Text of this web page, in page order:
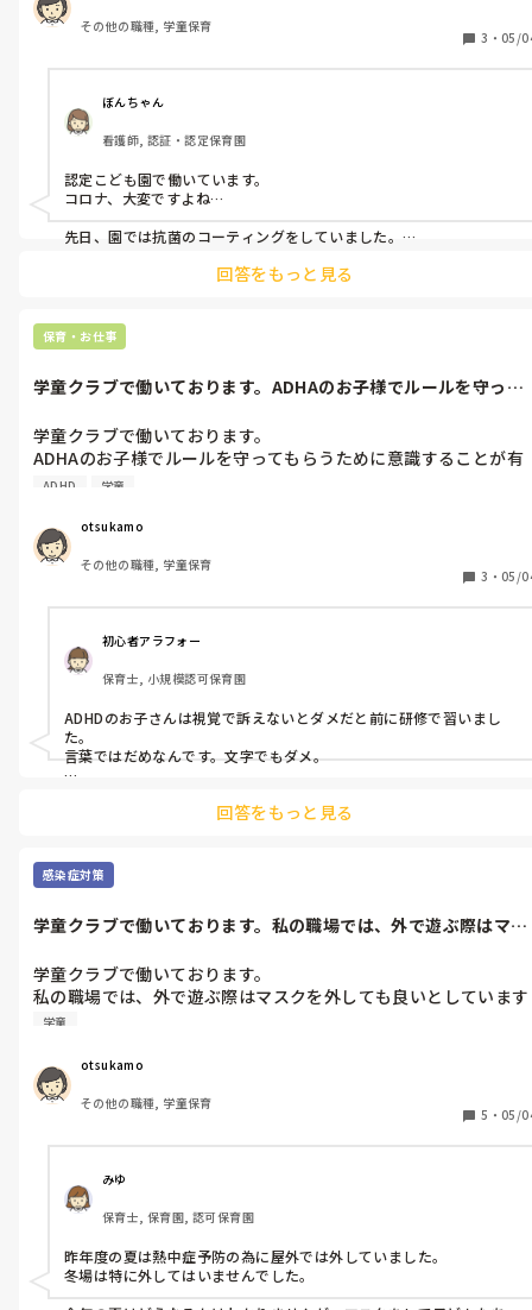
その他の職種, 学童保育
3 ・ 05/
ぼんちゃん
看護師, 認証・認定保育園
認定こども園で働いています。
コロナ、大変ですよね…
先日、園では抗菌のコーティングをしていました。
手洗い、消毒、除菌はされているところが多いかと思いますが、や
例えば、手洗いに３０秒以上かけられる工夫だったり、消毒の手順
回答をもっと見る
保育・お仕事
学童クラブで働いております。ADHAのお子様でルールを守って
学童クラブで働いております。
ADHAのお子様でルールを守ってもらうために意識することが有
れば教えて下さい。
ADHD 学童
otsukamo
その他の職種, 学童保育
3 ・ 05/
初心者アラフォー
保育士, 小規模認可保育園
ADHDのお子さんは視覚で訴えないとダメだと前に研修で習いまし
た。
言葉ではだめなんです。文字でもダメ。
いけないこと、やることをイラストで教えるのはどうでしょうか？
回答をもっと見る
感染症対策
学童クラブで働いております。私の職場では、外で遊ぶ際はマス
学童クラブで働いております。
私の職場では、外で遊ぶ際はマスクを外しても良いとしています
が、皆さまはどうされていますか？？
学童
otsukamo
その他の職種, 学童保育
5 ・ 05/
みゆ
保育士, 保育園, 認可保育園
昨年度の夏は熱中症予防の為に屋外では外していました。
冬場は特に外してはいませんでした。